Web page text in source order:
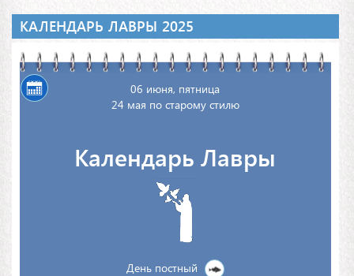
КАЛЕНДАРЬ ЛАВРЫ 2025
06 июня, пятница
24 мая по старому стилю
Календарь Лавры
День постный